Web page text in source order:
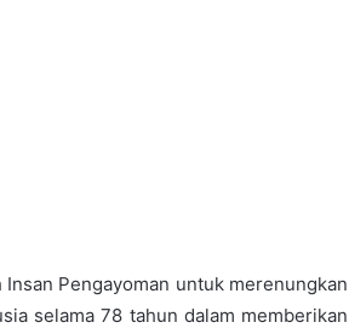
Pengayoman untuk merenungkan
selama 78 tahun dalam memberikan